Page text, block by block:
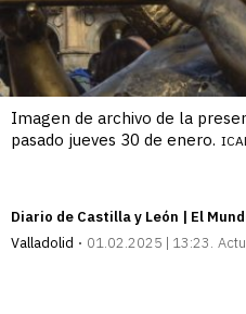
Imagen de archivo de la
pasado jueves 30 de enero. ICAL
Diario de Castilla y León | El
Valladolid
01.02.2025 | 13:23